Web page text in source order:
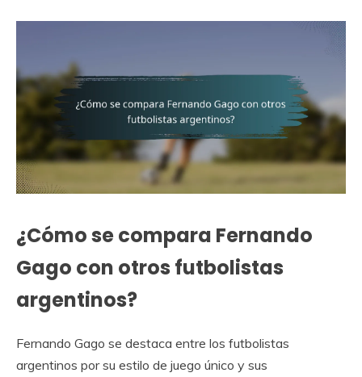
¿Cómo se compara Fernando
Gago con otros futbolistas
argentinos?
Fernando Gago se destaca entre los futbolistas
argentinos por su estilo de juego único y sus